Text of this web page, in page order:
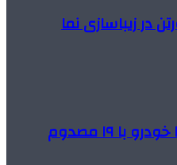
در زیباسازی نما